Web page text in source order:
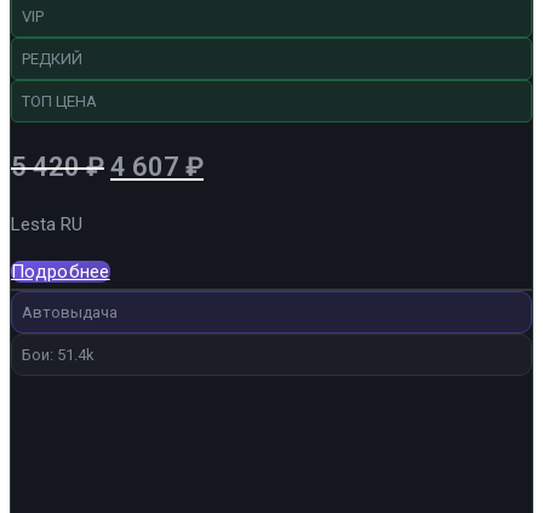
VIP
РЕДКИЙ
ТОП ЦЕНА
5 420₽ Первоначальная
5
420 ₽.
4 607 ₽Текущая
Lesta RU
Подробнее
Автовыдача
Бои: 51.4k